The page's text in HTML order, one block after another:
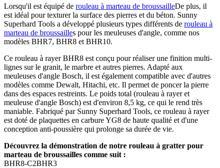
Lorsqu'il est équipé de rouleau à marteau de broussailleDe plus, il
est idéal pour texturer la surface des pierres et du béton. Sunny
Superhard Tools a développé plusieurs types différents de rouleau à
marteau de broussailles pour les meuleuses d'angle, comme nos
modèles BHR7, BHR8 et BHR10.
Ce rouleau à rayer BHR8 est conçu pour réaliser une finition multi-
lignes sur le granit, le marbre et autres pierres. Adapté aux
meuleuses d'angle Bosch, il est également compatible avec d'autres
modèles comme Dewalt, Hitachi, etc. Il permet de poncer la pierre
dans des espaces restreints. Le poids total (rouleau à rayer et
meuleuse d'angle Bosch) est d'environ 8,5 kg, ce qui le rend très
maniable. Fabriqué par Sunny Superhard Tools, ce rouleau à rayer
est doté de plaquettes en carbure YG8 de haute qualité et d'une
conception anti-poussière qui prolonge sa durée de vie.
Découvrez la démonstration de notre rouleau à gratter pour
marteau de broussailles comme suit :
BHR8-C2BHR3